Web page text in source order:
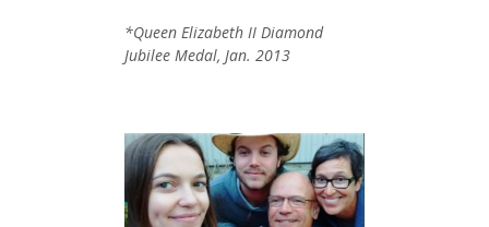
*Queen Elizabeth II Diamond
Jubilee Medal, Jan. 2013